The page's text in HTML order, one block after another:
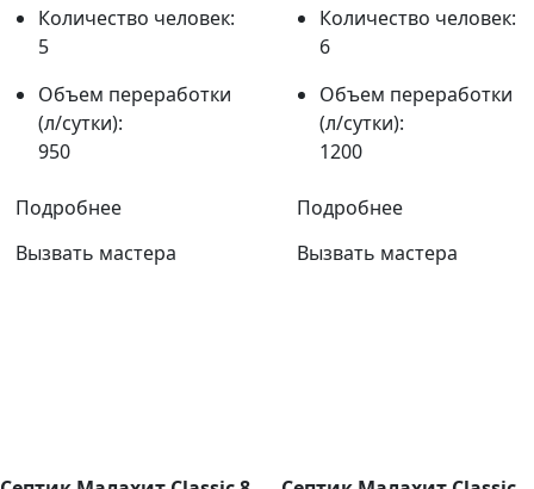
Количество человек:
5
Объем переработки
(л/сутки):
950
Подробнее
Вызвать мастера
Количество человек:
6
Объем переработки
(л/сутки):
1200
Подробнее
Вызвать мастера